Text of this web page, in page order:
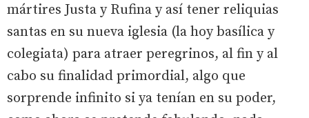
mártires Justa y Rufina y así tener reliquias
santas en su nueva iglesia (la hoy basílica y
colegiata) para atraer peregrinos, al fin y al
cabo su finalidad primordial, algo que
sorprende infinito si ya tenían en su poder,